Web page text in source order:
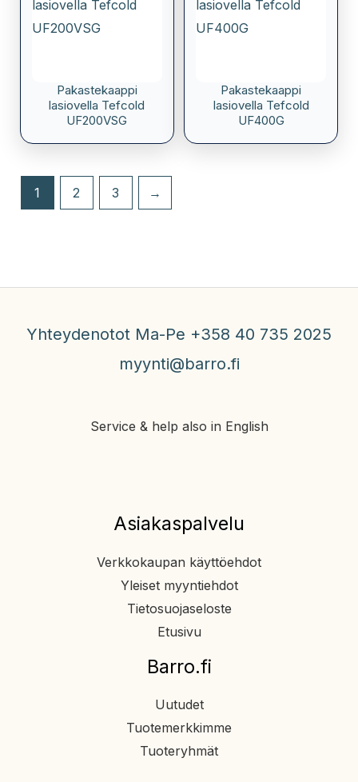
Pakastekaappi
lasiovella Tefcold
UF200VSG
Pakastekaappi
lasiovella Tefcold
UF400G
1 2 3 →
Yhteydenotot Ma-Pe +358 40 735 2025
myynti@barro.fi
Service & help also in English
Asiakaspalvelu
Verkkokaupan käyttöehdot
Yleiset myyntiehdot
Tietosuojaseloste
Etusivu
Barro.fi
Uutudet
Tuotemerkkimme
Tuoteryhmät